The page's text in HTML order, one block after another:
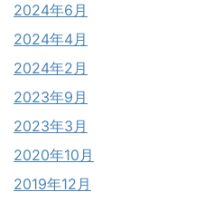
2024年6月
2024年4月
2024年2月
2023年9月
2023年3月
2020年10月
2019年12月